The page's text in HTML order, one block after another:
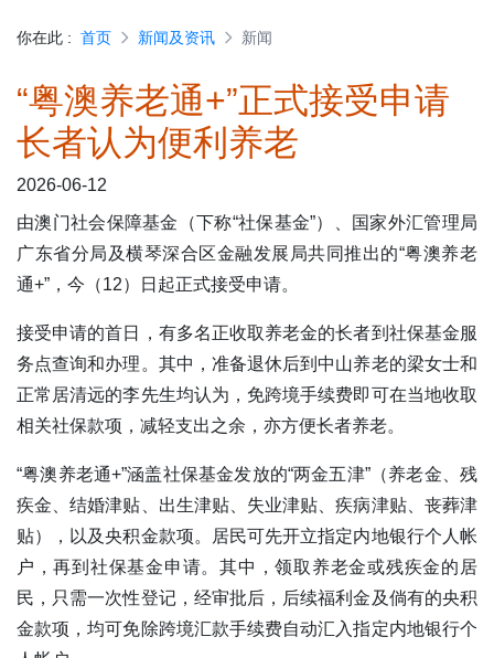
表格下载区
你在此 : 首页 新闻及资讯 新闻
“粤澳养老通+”正式接受申请
长者认为便利养老
2026-06-12
由澳门社会保障基金（下称“社保基金”）、国家外汇管理局
广东省分局及横琴深合区金融发展局共同推出的“粤澳养老
通+”，今（12）日起正式接受申请。
接受申请的首日，有多名正收取养老金的长者到社保基金服
务点查询和办理。其中，准备退休后到中山养老的梁女士和
正常居清远的李先生均认为，免跨境手续费即可在当地收取
相关社保款项，减轻支出之余，亦方便长者养老。
“粤澳养老通+”涵盖社保基金发放的“两金五津”（养老金、残
疾金、结婚津贴、出生津贴、失业津贴、疾病津贴、丧葬津
贴），以及央积金款项。居民可先开立指定内地银行个人帐
户，再到社保基金申请。其中，领取养老金或残疾金的居
民，只需一次性登记，经审批后，后续福利金及倘有的央积
金款项，均可免除跨境汇款手续费自动汇入指定内地银行个